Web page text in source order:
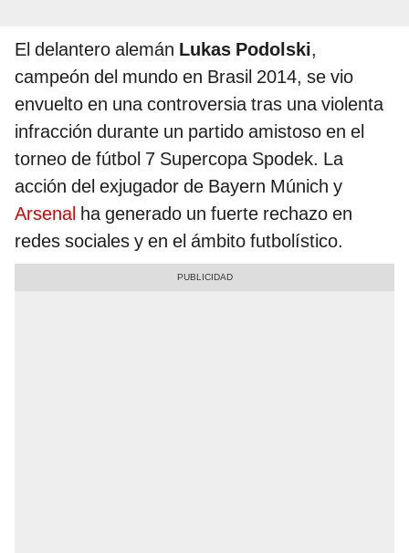
El delantero alemán Lukas Podolski,
campeón del mundo en Brasil 2014, se vio
envuelto en una controversia tras una violenta
infracción durante un partido amistoso en el
torneo de fútbol 7 Supercopa Spodek. La
acción del exjugador de Bayern Múnich y
Arsenal ha generado un fuerte rechazo en
redes sociales y en el ámbito futbolístico.